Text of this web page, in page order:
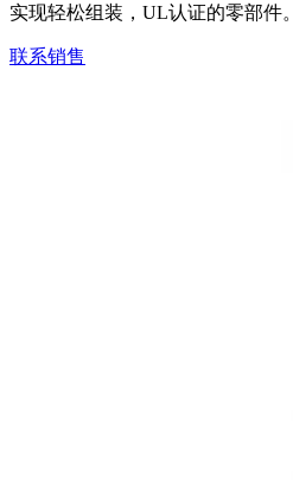
实现轻松组装，UL认证的零部件。
联系销售